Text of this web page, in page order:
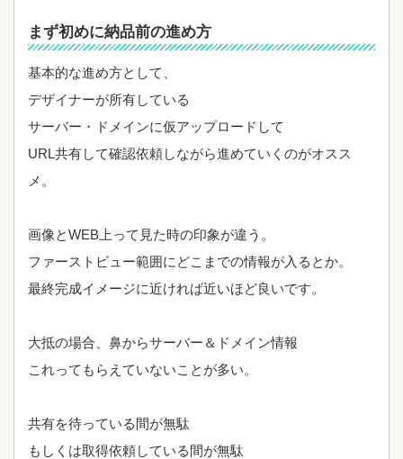
まず初めに納品前の進め方
基本的な進め方として、
デザイナーが所有している
サーバー・ドメインに仮アップロードして
URL共有して確認依頼しながら進めていくのがオスス
メ。
画像とWEB上って見た時の印象が違う。
ファーストビュー範囲にどこまでの情報が入るとか。
最終完成イメージに近ければ近いほど良いです。
大抵の場合、鼻からサーバー＆ドメイン情報
これってもらえていないことが多い。
共有を待っている間が無駄
もしくは取得依頼している間が無駄